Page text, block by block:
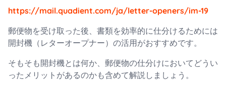
https://mail.quadient.com/ja/letter-openers/im-19
郵便物を受け取った後、書類を効率的に仕分けるためには
開封機（レターオープナー）の活用がおすすめです。
そもそも開封機とは何か、郵便物の仕分けにおいてどうい
ったメリットがあるのかも含めて解説しましょう。